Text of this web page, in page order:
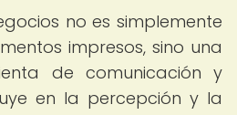
no es simplemente
impresos, sino una
de comunicación y
en la percepción y la